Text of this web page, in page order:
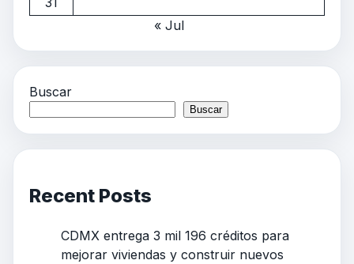
« Jul
Buscar
Buscar
Recent Posts
CDMX entrega 3 mil 196 créditos para
mejorar viviendas y construir nuevos